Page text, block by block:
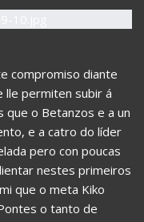
compromiso diante
lle permiten subir á
o Betanzos e a un
e a catro do líder
pero con poucas
nestes primeiros
que o meta Kiko
o tanto de